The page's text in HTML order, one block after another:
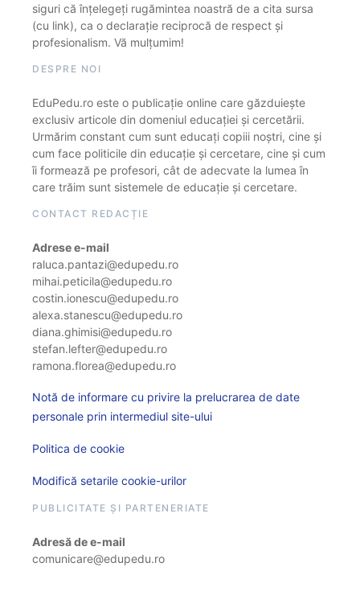
siguri că înțelegeți rugămintea noastră de a cita sursa
(cu link), ca o declarație reciprocă de respect și
profesionalism. Vă mulțumim!
DESPRE NOI
EduPedu.ro este o publicație online care găzduiește
exclusiv articole din domeniul educației și cercetării.
Urmărim constant cum sunt educați copiii noștri, cine și
cum face politicile din educație și cercetare, cine și cum
îi formează pe profesori, cât de adecvate la lumea în
care trăim sunt sistemele de educație și cercetare.
CONTACT REDACȚIE
Adrese e-mail
raluca.pantazi@edupedu.ro
mihai.peticila@edupedu.ro
costin.ionescu@edupedu.ro
alexa.stanescu@edupedu.ro
diana.ghimisi@edupedu.ro
stefan.lefter@edupedu.ro
ramona.florea@edupedu.ro
Notă de informare cu privire la prelucrarea de date
personale prin intermediul site-ului
Politica de cookie
Modifică setarile cookie-urilor
PUBLICITATE ȘI PARTENERIATE
Adresă de e-mail
comunicare@edupedu.ro